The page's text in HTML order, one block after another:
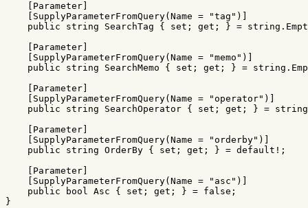
Parameter
SupplyParameterFromQuery( Name = "tag" )]
public
string SearchTag { set ; get ; } = string .
Parameter
SupplyParameterFromQuery( Name = "memo" )]
public
string SearchMemo { set ; get ; } = string .
Parameter
SupplyParameterFromQuery( Name = "operator" )]
public
string SearchOperator { set ; get ; } = string
Parameter
SupplyParameterFromQuery( Name = "orderby" )]
public
string OrderBy { set ; get ; } = default !;
Parameter
SupplyParameterFromQuery( Name = "asc" )]
public
bool Asc { set ; get ; } = false ;
}